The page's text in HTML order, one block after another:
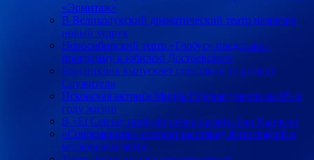
«Эрмитаж»
В Великолукский драматический театр назначен
новый худрук
Новосибирский театр «Глобус» представит
программу к юбилею Достоевского
Брусникина выпускает спектакль по роману
Служителя
Псковская актриса Мирра Горская умерла на 95-м
году жизни
В «Et Cetera» пройдёт вечер памяти Гии Канчели
«Современник» откроет выставку фотографий в
московском метро